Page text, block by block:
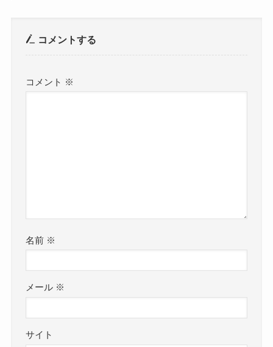
コメントする
コメント ※
名前 ※
メール ※
サイト